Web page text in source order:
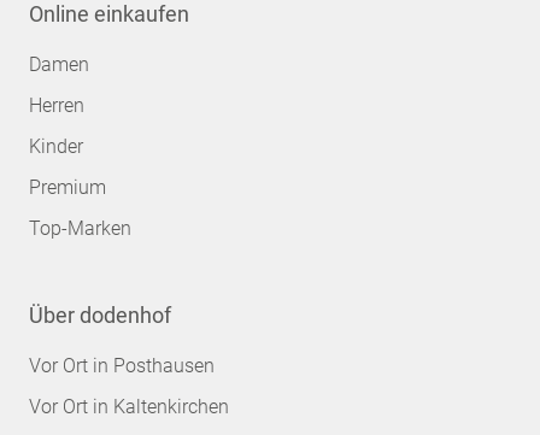
Online einkaufen
Damen
Herren
Kinder
Premium
Top-Marken
Über dodenhof
Vor Ort in Posthausen
Vor Ort in Kaltenkirchen